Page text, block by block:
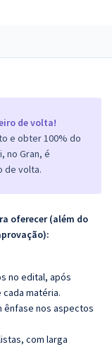
de volta!
e obter 100% do
no Gran, é
de volta.
oferecer (além do
no edital, após
matéria.
ênfase nos aspectos
com larga